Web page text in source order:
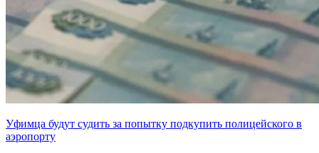
Уфимца будут судить за попытку подкупить полицейского в
аэропорту